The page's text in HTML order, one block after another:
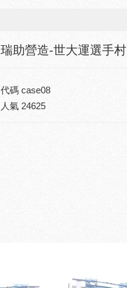
瑞助營造-世大運選手村
代碼 case08
人氣 24625